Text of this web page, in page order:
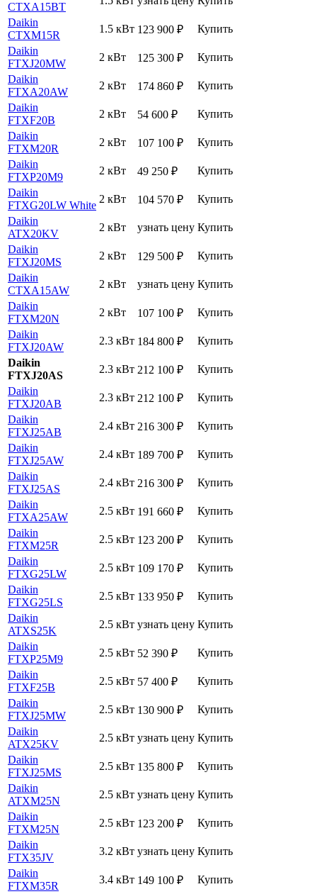
CTXA15BT
Daikin
CTXM15R
1.5 кВт 123 900 ₽
Купить
Daikin
FTXJ20MW
2 кВт 125 300 ₽
Купить
Daikin
FTXA20AW
2 кВт 174 860 ₽
Купить
Daikin
FTXF20B
2 кВт 54 600 ₽
Купить
Daikin
FTXM20R
2 кВт 107 100 ₽
Купить
Daikin
FTXP20M9
2 кВт 49 250 ₽
Купить
Daikin
FTXG20LW White
2 кВт 104 570 ₽
Купить
Daikin
ATX20KV
2 кВт узнать цену Купить
Daikin
FTXJ20MS
2 кВт 129 500 ₽
Купить
Daikin
CTXA15AW
2 кВт узнать цену Купить
Daikin
FTXM20N
2 кВт 107 100 ₽
Купить
Daikin
FTXJ20AW
2.3 кВт 184 800 ₽
Купить
Daikin
FTXJ20AS
2.3 кВт 212 100 ₽
Купить
Daikin
FTXJ20AB
2.3 кВт 212 100 ₽
Купить
Daikin
FTXJ25AB
2.4 кВт 216 300 ₽
Купить
Daikin
FTXJ25AW
2.4 кВт 189 700 ₽
Купить
Daikin
FTXJ25AS
2.4 кВт 216 300 ₽
Купить
Daikin
FTXA25AW
2.5 кВт 191 660 ₽
Купить
Daikin
FTXM25R
2.5 кВт 123 200 ₽
Купить
Daikin
FTXG25LW
2.5 кВт 109 170 ₽
Купить
Daikin
FTXG25LS
2.5 кВт 133 950 ₽
Купить
Daikin
ATXS25K
2.5 кВт узнать цену Купить
Daikin
FTXP25M9
2.5 кВт 52 390 ₽
Купить
Daikin
FTXF25B
2.5 кВт 57 400 ₽
Купить
Daikin
FTXJ25MW
2.5 кВт 130 900 ₽
Купить
Daikin
ATX25KV
2.5 кВт узнать цену Купить
Daikin
FTXJ25MS
2.5 кВт 135 800 ₽
Купить
Daikin
ATXM25N
2.5 кВт узнать цену Купить
Daikin
FTXM25N
2.5 кВт 123 200 ₽
Купить
Daikin
FTX35JV
3.2 кВт узнать цену Купить
Daikin
FTXM35R
3.4 кВт 149 100 ₽
Купить